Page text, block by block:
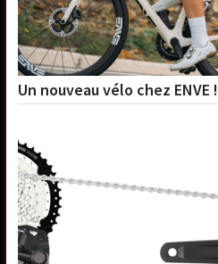
Un nouveau vélo chez ENVE !